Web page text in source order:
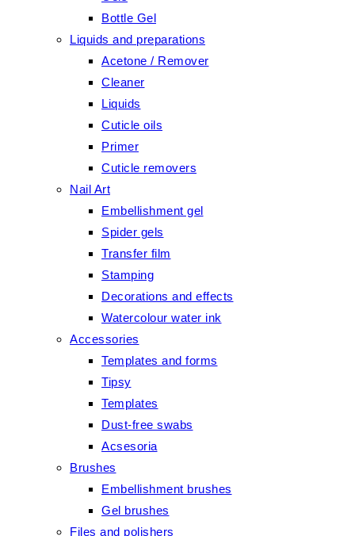
Bottle Gel
Liquids and preparations
Acetone / Remover
Cleaner
Liquids
Cuticle oils
Primer
Cuticle removers
Nail Art
Embellishment gel
Spider gels
Transfer film
Stamping
Decorations and effects
Watercolour water ink
Accessories
Templates and forms
Tipsy
Templates
Dust-free swabs
Acsesoria
Brushes
Embellishment brushes
Gel brushes
Files and polishers